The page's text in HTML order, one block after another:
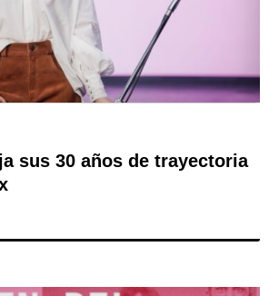
sus 30 años de trayectoria